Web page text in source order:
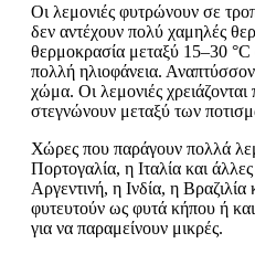
Οι λεμονιές φυτρώνουν σε
δεν αντέχουν πολύ χαμηλές
θερμοκρασία μεταξύ 15–30 °C
πολλή ηλιοφάνεια.
χώμα. Οι λεμονιές
στεγνώνουν μεταξύ των
Χώρες που παράγουν πολλά
Πορτογαλία, η Ιταλία και
Αργεντινή, η Ινδία, η
φυτευτούν ως φυτά κήπου ή
για να παραμείνουν μικρές.